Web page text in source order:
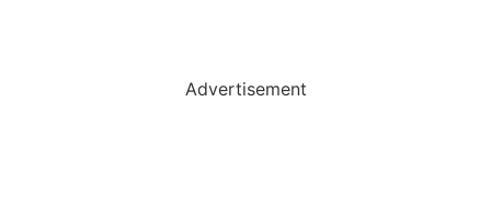
Advertisement